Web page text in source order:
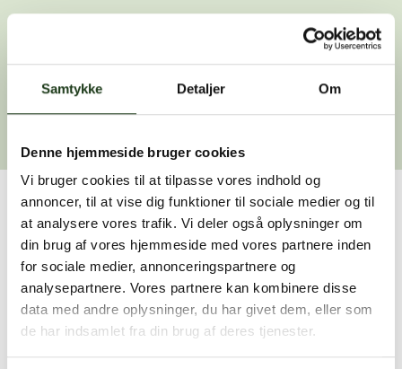
Samtykke Detaljer Om
Denne hjemmeside bruger cookies
Vi bruger cookies til at tilpasse vores indhold og
annoncer, til at vise dig funktioner til sociale medier og til
at analysere vores trafik. Vi deler også oplysninger om
din brug af vores hjemmeside med vores partnere inden
for sociale medier, annonceringspartnere og
analysepartnere. Vores partnere kan kombinere disse
data med andre oplysninger, du har givet dem, eller som
de har indsamlet fra din brug af deres tjenester.
Gå tilbage
Har du brug for hjælp?
Vi er her for at hjælpe dig. Du er velkommen til at kontakte
os, hvis du har spørgsmål eller brug for assistance.
59 45 10 14
Find nærmeste afdeling